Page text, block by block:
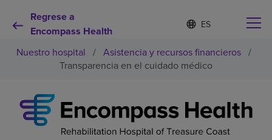
Regrese a
Encompass Health
Lista
de
idiomas
contraída
d
o
m
e
c
Por qué debe elegirnos
Nuestro hospital / Asistencia y recursos financieros /
Transparencia en el cuidado médico